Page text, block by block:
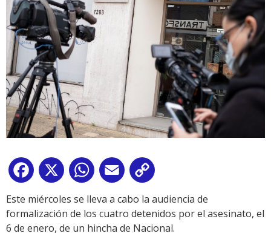
Facebook
X WhatsApp
Email
Link
Este miércoles se lleva a cabo la audiencia de
formalización de los cuatro detenidos por el asesinato, el
6 de enero, de un hincha de Nacional.